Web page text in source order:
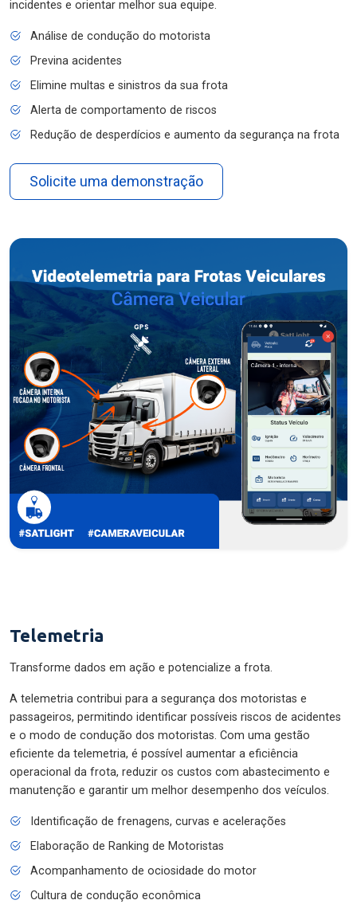
incidentes e orientar melhor sua equipe.
Análise de condução do motorista
Previna acidentes
Elimine multas e sinistros da sua frota
Alerta de comportamento de riscos
Redução de desperdícios e aumento da segurança na frota
Solicite uma demonstração
Telemetria
Transforme dados em ação e potencialize a frota.
A telemetria contribui para a segurança dos motoristas e
passageiros, permitindo identificar possíveis riscos de acidentes
e o modo de condução dos motoristas. Com uma gestão
eficiente da telemetria, é possível aumentar a eficiência
operacional da frota, reduzir os custos com abastecimento e
manutenção e garantir um melhor desempenho dos veículos.
Identificação de frenagens, curvas e acelerações
Elaboração de Ranking de Motoristas
Acompanhamento de ociosidade do motor
Cultura de condução econômica